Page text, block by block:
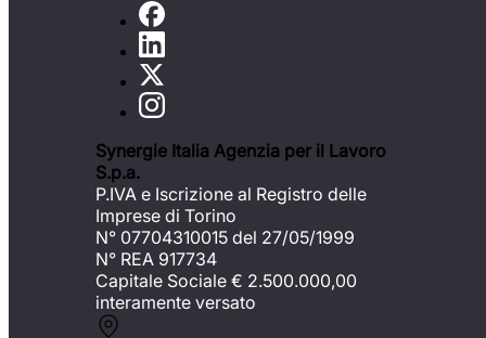
Synergie Italia Agenzia per il Lavoro
S.p.a.
P.IVA e Iscrizione al Registro delle
Imprese di Torino
N° 07704310015 del 27/05/1999
N° REA 917734
Capitale Sociale € 2.500.000,00
interamente versato